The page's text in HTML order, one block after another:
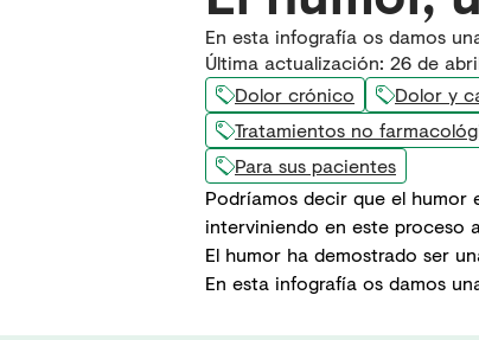
En esta infografía os damos
Última actualización: 26 de
Dolor crónico
Dolor y
Tratamientos no
Para sus pacientes
Podríamos decir que el humor
interviniendo en este proceso
El humor ha demostrado ser
En esta infografía os damos